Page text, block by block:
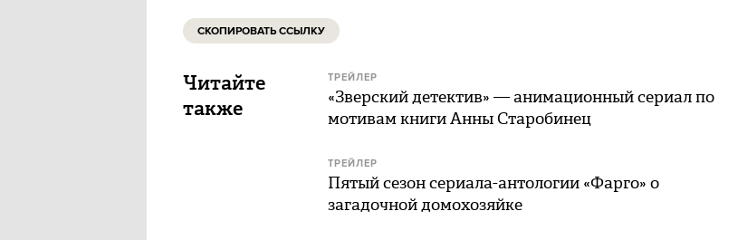
СКОПИРОВАТЬ ССЫЛКУ
Читайте
также
ТРЕЙЛЕР
«Зверский детектив» — анимационный сериал по
мотивам книги Анны Старобинец
ТРЕЙЛЕР
Пятый сезон сериала-антологии «Фарго» о
загадочной домохозяйке